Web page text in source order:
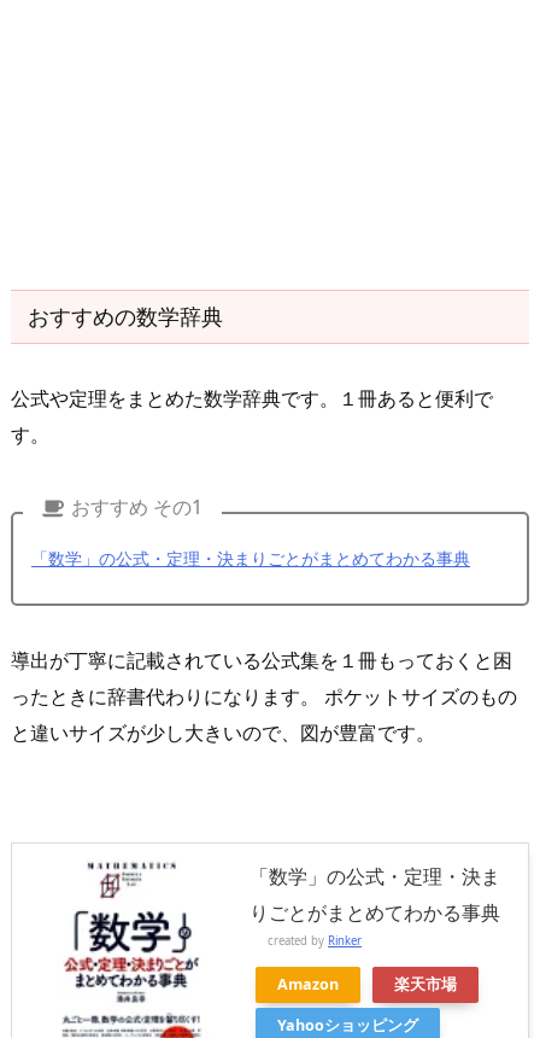
おすすめの数学辞典
公式や定理をまとめた数学辞典です。１冊あると便利で
す。
おすすめ その1
「数学」の公式・定理・決まりごとがまとめてわかる事典
導出が丁寧に記載されている公式集を１冊もっておくと困
ったときに辞書代わりになります。 ポケットサイズのもの
と違いサイズが少し大きいので、図が豊富です。
「数学」の公式・定理・決ま
りごとがまとめてわかる事典
created by Rinker
Amazon
楽天市場
Yahooショッピング